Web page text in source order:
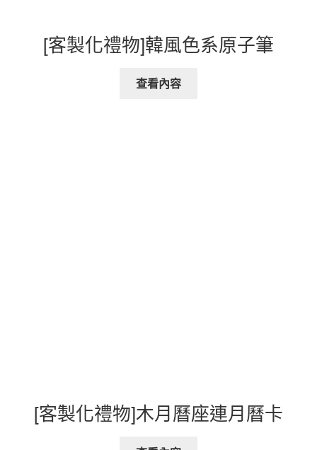
[客製化禮物]韓風色系原子筆
查看內容
[客製化禮物]木月曆座連月曆卡